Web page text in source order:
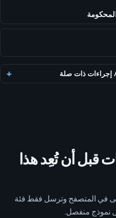
المحكومة
إجراءات ذات صلة
قبل أن تُعِد هذا
في المتصفح وترسل فقط فئة
نموذج منفصل.